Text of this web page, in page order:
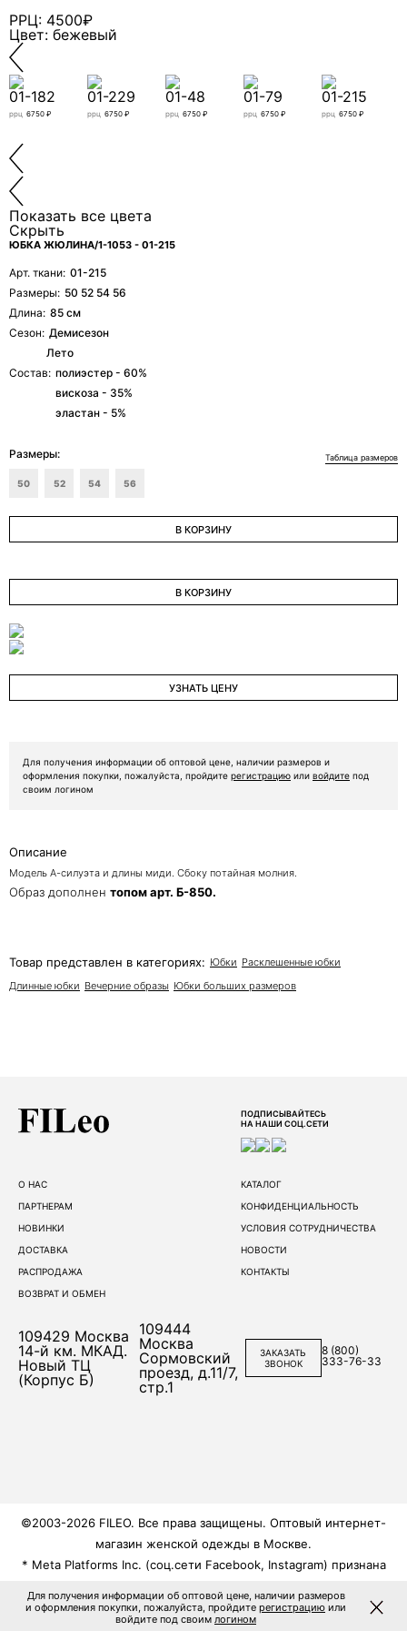
свяжется с вами.
Я даю согласие ООО «ФИЛЕО» на обработку моих
личного кабинета, связи и исполнения договора на
условиях Политики конфиденциальности
РРЦ: 4500₽
Цвет: бежевый
01-182
ррц 6750 ₽
01-229
ррц 6750 ₽
01-48
ррц 6750 ₽
01-79
ррц 6750 ₽
01-215
ррц 6750 ₽
Показать все цвета
Скрыть
ЮБКА ЖЮЛИНА/1-1053 - 01-215
Арт. ткани: 01-215
Размеры: 50 52 54 56
Длина: 85 см
Сезон: Демисезон
Лето
Состав: полиэстер - 60%
вискоза - 35%
эластан - 5%
Размеры:
50 52 54 56
В КОРЗИНУ
Таблица размеров
В КОРЗИНУ
УЗНАТЬ ЦЕНУ
Для получения информации об оптовой цене, наличии размеров и
оформления покупки, пожалуйста, пройдите регистрацию или войдите под
своим логином
Описание
Модель А-силуэта и длины миди. Сбоку потайная молния.
Образ дополнен топом арт. Б-850.
Товар представлен в категориях: Юбки Расклешенные юбки
Длинные юбки Вечерние образы Юбки больших размеров
Для получения информации об оптовой цене, наличии размеров
и оформления покупки, пожалуйста, пройдите регистрацию или
войдите под своим логином
ПОДПИСЫВАЙТЕСЬ
НА НАШИ СОЦ.СЕТИ
О НАС
КАТАЛОГ
ПАРТНЕРАМ
КОНФИДЕНЦИАЛЬНОСТЬ
НОВИНКИ
УСЛОВИЯ СОТРУДНИЧЕСТВА
ДОСТАВКА
НОВОСТИ
РАСПРОДАЖА
КОНТАКТЫ
ВОЗВРАТ И ОБМЕН
8 (800)
333-76-33
ЗАКАЗАТЬ
ЗВОНОК
109444
Москва
Сормовский
проезд, д.11/7,
стр.1
109429 Москва
14-й км. МКАД.
Новый ТЦ
(Корпус Б)
©2003-2026 FILEO. Все права защищены. Оптовый интернет-
магазин женской одежды в Москве.
* Meta Platforms Inc. (соц.сети Facebook, Instagram) признана
России.